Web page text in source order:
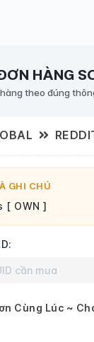
HÀNG
theo đúng
GHI CHÚ
[ OWN ]
Cùng Lúc ~